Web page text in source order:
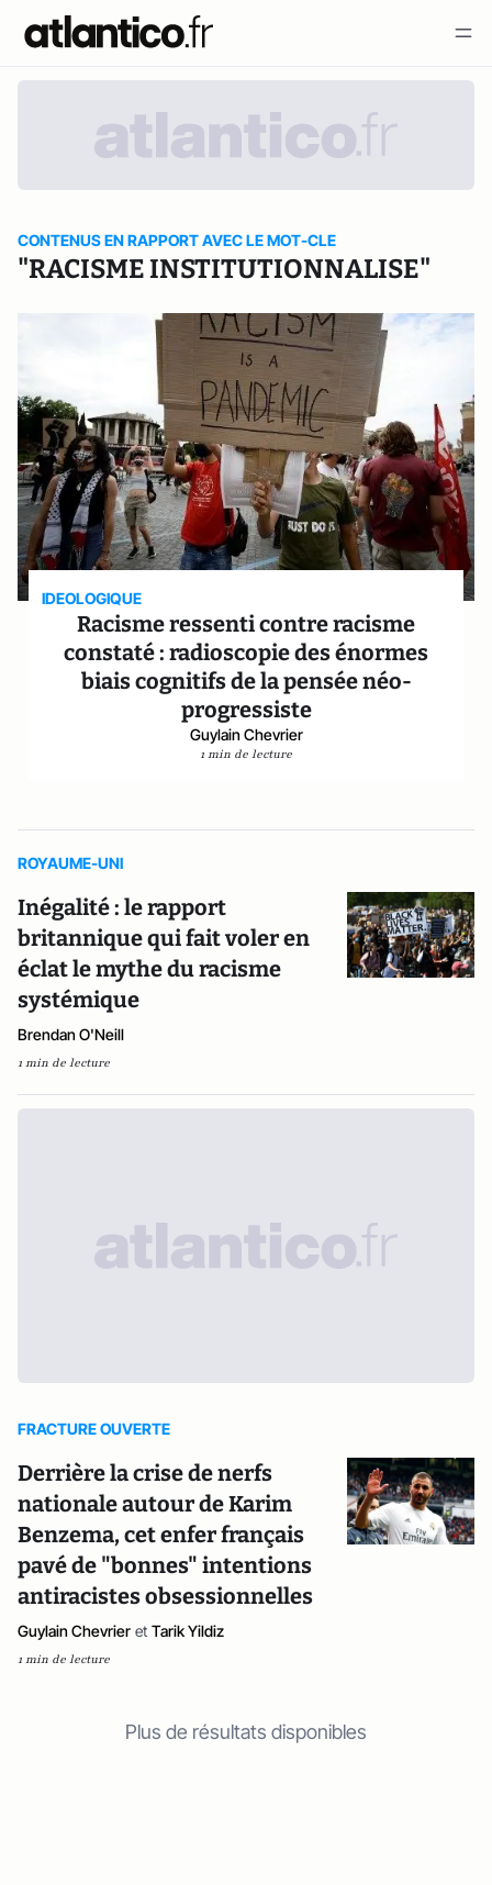
CONTENUS EN RAPPORT AVEC LE MOT-CLE
"RACISME INSTITUTIONNALISE"
IDEOLOGIQUE
Racisme ressenti contre racisme
constaté : radioscopie des énormes
biais cognitifs de la pensée néo-
progressiste
Guylain Chevrier
1 min de lecture
ROYAUME-UNI
Inégalité : le rapport
britannique qui fait voler en
éclat le mythe du racisme
systémique
Brendan O'Neill
1 min de lecture
FRACTURE OUVERTE
Derrière la crise de nerfs
nationale autour de Karim
Benzema, cet enfer français
pavé de "bonnes" intentions
antiracistes obsessionnelles
Guylain Chevrier et Tarik Yildiz
1 min de lecture
Plus de résultats disponibles